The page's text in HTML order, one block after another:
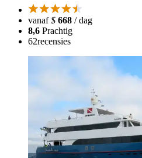
vanaf$ 668 / dag
8,6 Prachtig
62recensies